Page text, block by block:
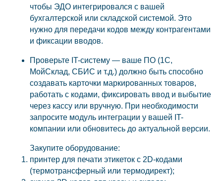
чтобы ЭДО интегрировался с вашей
бухгалтерской или складской системой. Это
нужно для передачи кодов между контрагентами
и фиксации вводов.
Проверьте IT-систему — ваше ПО (1С,
МойСклад, СБИС и т.д.) должно быть способно
создавать карточки маркированных товаров,
работать с кодами, фиксировать ввод и выбытие
через кассу или вручную. При необходимости
запросите модуль интеграции у вашей IT-
компании или обновитесь до актуальной версии.
Закупите оборудование:
принтер для печати этикеток с 2D-кодами
(термотрансферный или термодирект);